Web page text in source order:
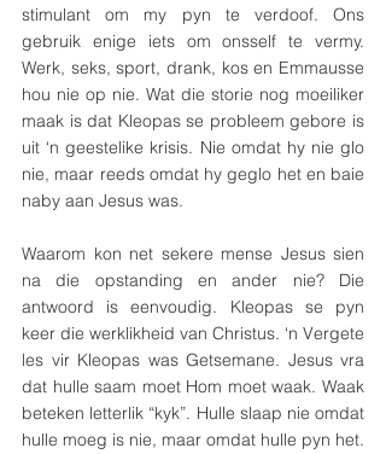
stimulant om my pyn te verdoof. Ons
gebruik enige iets om onsself te vermy.
Werk, seks, sport, drank, kos en Emmausse
hou nie op nie. Wat die storie nog moeiliker
maak is dat Kleopas se probleem gebore is
uit ‘n geestelike krisis. Nie omdat hy nie glo
nie, maar reeds omdat hy geglo het en baie
naby aan Jesus was.
Waarom kon net sekere mense Jesus sien
na die opstanding en ander nie? Die
antwoord is eenvoudig. Kleopas se pyn
keer die werklikheid van Christus. ‘n Vergete
les vir Kleopas was Getsemane. Jesus vra
dat hulle saam moet Hom moet waak. Waak
beteken letterlik “kyk”. Hulle slaap nie omdat
hulle moeg is nie, maar omdat hulle pyn het.